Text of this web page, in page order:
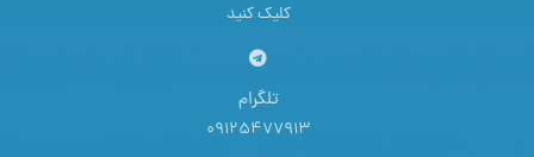
کلیک کنید
تلگرام
09125477913